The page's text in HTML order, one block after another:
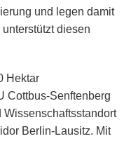
und legen damit
diesen
Hektar
Cottbus-Senftenberg
Wissenschaftsstandort
Berlin-Lausitz. Mit